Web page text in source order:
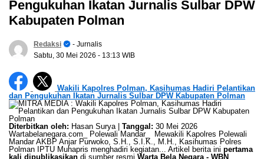
Pengukuhan Ikatan Jurnalis Sulbar DPW
Kabupaten Polman
Redaksi
- Jurnalis
Sabtu, 30 Mei 2026 - 13:13 WIB
Wakili Kapolres Polman, Kasihumas Hadiri Pelantikan
dan Pengukuhan Ikatan Jurnalis Sulbar DPW Kabupaten Polman
Diterbitkan oleh: Hasan Surya | Tanggal: 30 Mei 2026
Wartabelanegara.com_ Polewali Mandar_ Mewakili Kapolres Polewali
Mandar AKBP Anjar Purwoko, S.H., S.I.K., M.H., Kasihumas Polres
Polman IPTU Muhapris menghadiri kegiatan... Artikel berita ini pertama
kali dipublikasikan di sumber resmi Warta Bela Negara - WBN